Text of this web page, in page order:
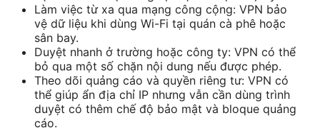
Làm việc từ xa qua mạng công cộng: VPN bảo
vệ dữ liệu khi dùng Wi-Fi tại quán cà phê hoặc
sân bay.
Duyệt nhanh ở trường hoặc công ty: VPN có thể
bỏ qua một số chặn nội dung nếu được phép.
Theo dõi quảng cáo và quyền riêng tư: VPN có
thể giúp ẩn địa chỉ IP nhưng vẫn cần dùng trình
duyệt có thêm chế độ bảo mật và bloque quảng
cáo.